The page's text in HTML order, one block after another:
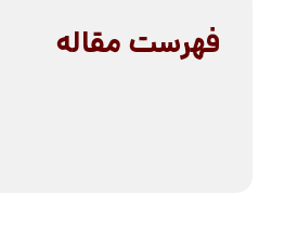
فهرست مقاله